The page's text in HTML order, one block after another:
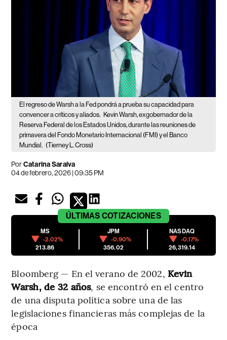
El regreso de Warsh a la Fed pondrá a prueba su capacidad para
convencer a críticos y aliados. Kevin Warsh, exgobernador de la
Reserva Federal de los Estados Unidos, durante las reuniones de
primavera del Fondo Monetario Internacional (FMI) y el Banco
Mundial. (Tierney L. Cross)
PorCatarina Saraiva
04 de febrero, 2026 | 09:35 PM
ÚLTIMAS COTIZACIONES
MS
-2.02%
213.86
JPM
-0.90%
356.02
NASDAQ
-0.17%
26,319.14
Bloomberg — En el verano de 2002, Kevin
Warsh, de 32 años, se encontró en el centro
de una disputa política sobre una de las
legislaciones financieras más complejas de la
época